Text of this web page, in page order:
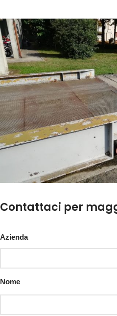
Contattaci per
Azienda
Nome